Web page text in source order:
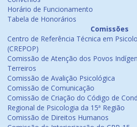
Horário de Funcionamento
Tabela de Honorários
Comissões
Centro de Referência Técnica em
(CREPOP)
Comissão de Atenção dos Povos
Terreiros
Comissão de Avalição Psicológica
Comissão de Comunicação
Comissão de Criação do Código de
Regional de Psicologia da 15ª Região
Comissão de Direitos Humanos